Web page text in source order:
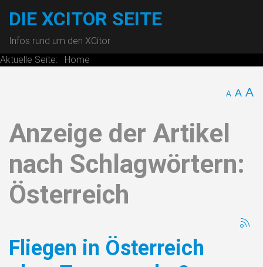
DIE XCITOR SEITE
Infos rund um den XCitor
Aktuelle Seite:
Home
A A A
Anzeige der Artikel
nach Schlagwörtern:
Österreich
Fliegen in Österreich